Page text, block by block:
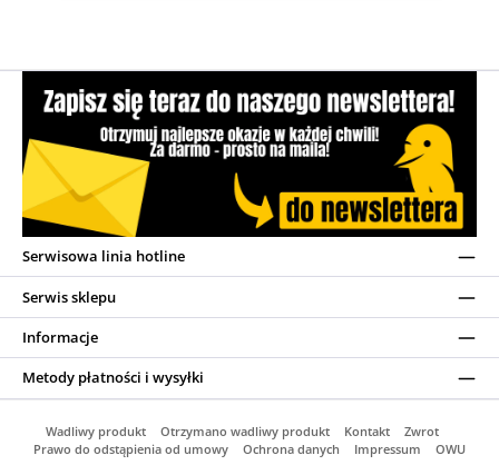
Serwisowa linia hotline
Serwis sklepu
Informacje
Metody płatności i wysyłki
Wadliwy produkt Otrzymano wadliwy produkt Kontakt
Zwrot
Prawo do odstąpienia od umowy
Ochrona danych Impressum
OWU